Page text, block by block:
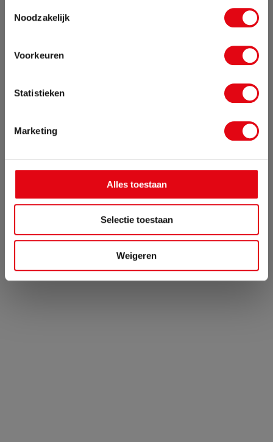
Noodzakelijk
Voorkeuren
Statistieken
Marketing
Alles toestaan
Selectie toestaan
Weigeren
vakantie. Bestellingen die in deze periode worden